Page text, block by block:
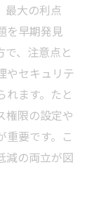
事例
手法
な場面
果
線
ント
工夫
最大の利点
を早期発見
で、注意点と
やセキュリテ
れます。たと
権限の設定や
重要です。こ
減の両立が図